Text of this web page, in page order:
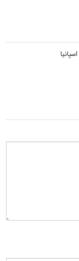
اسپانیا